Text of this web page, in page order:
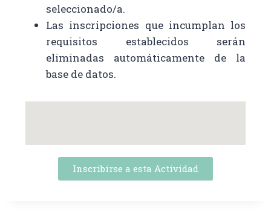
seleccionado/a.
Las inscripciones que incumplan los
requisitos establecidos serán
eliminadas automáticamente de la
base de datos.
Inscribirse a esta Actividad